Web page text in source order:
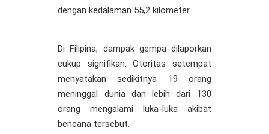
dengan kedalaman 55,2 kilometer.
Di Filipina, dampak gempa dilaporkan
cukup signifikan. Otoritas setempat
menyatakan sedikitnya 19 orang
meninggal dunia dan lebih dari 130
orang mengalami luka-luka akibat
bencana tersebut.